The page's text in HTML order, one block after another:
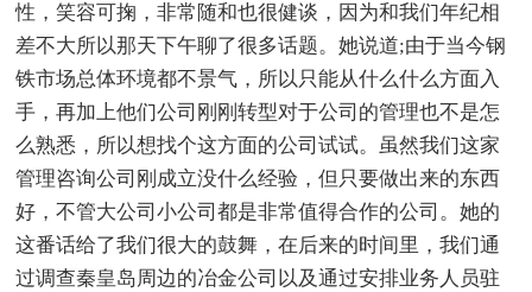
性，笑容可掬，非常随和也很健谈，因为和我们年纪相
差不大所以那天下午聊了很多话题。她说道;由于当今钢
铁市场总体环境都不景气，所以只能从什么什么方面入
手，再加上他们公司刚刚转型对于公司的管理也不是怎
么熟悉，所以想找个这方面的公司试试。虽然我们这家
管理咨询公司刚成立没什么经验，但只要做出来的东西
好，不管大公司小公司都是非常值得合作的公司。她的
这番话给了我们很大的鼓舞，在后来的时间里，我们通
过调查秦皇岛周边的冶金公司以及通过安排业务人员驻